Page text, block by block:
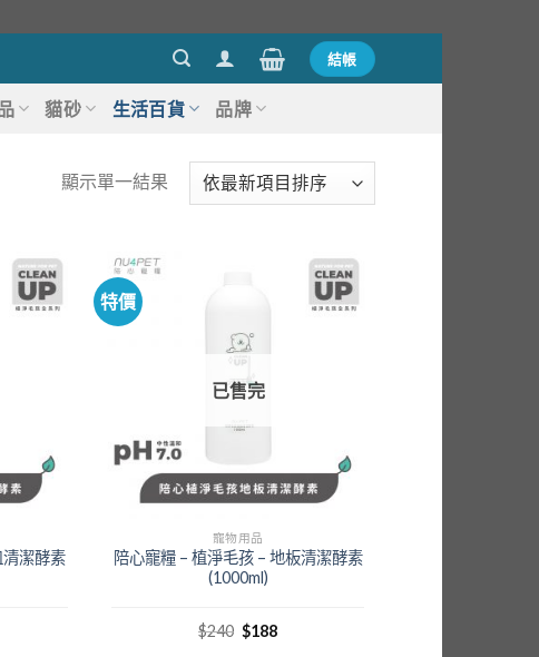
結帳
貓砂 生活百貨 品牌
顯示單一結果
清潔酵素
特價
已售完
寵物用品
陪心寵糧 – 植淨毛孩 – 地板清潔酵素
(1000ml)
$240 $188